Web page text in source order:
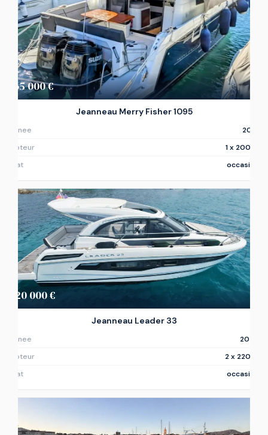
165 000 €
Jeanneau Merry Fisher 1095
Annee
2019
Moteur
1 x 200ch
Etat
occasion
220 000 €
Jeanneau Leader 33
Annee
2020
Moteur
2 x 220ch
Etat
occasion